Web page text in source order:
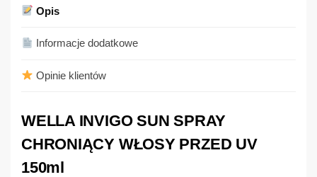
Opis
Informacje dodatkowe
Opinie klientów
WELLA INVIGO SUN SPRAY
CHRONIĄCY WŁOSY PRZED UV
150ml